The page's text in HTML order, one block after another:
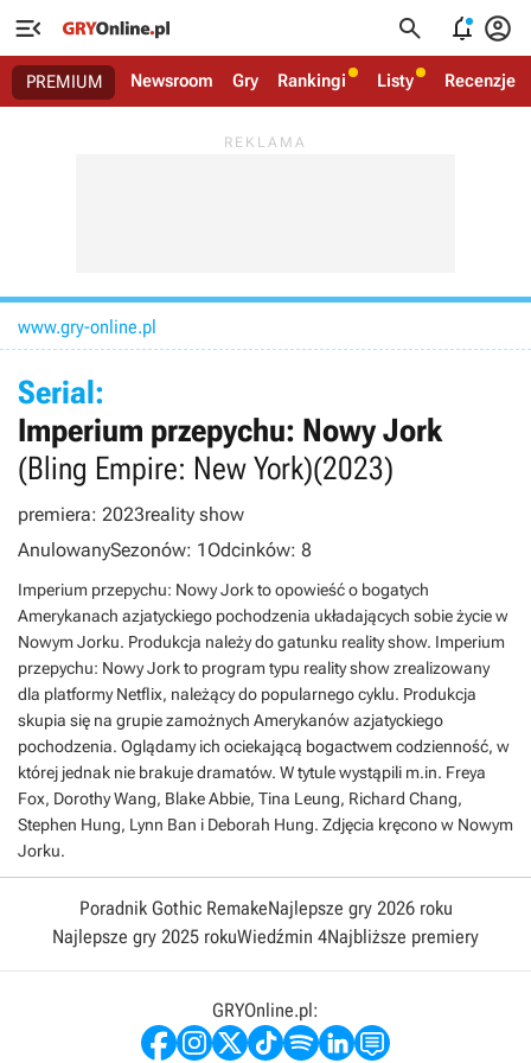
   
PREMIUM Newsroom Gry Rankingi Listy Recenzje
www.gry-online.pl
Serial:
Imperium przepychu: Nowy Jork
(Bling Empire: New York)(2023)
premiera: 2023reality show
AnulowanySezonów: 1 Odcinków: 8
Imperium przepychu: Nowy Jork to opowieść o bogatych
Amerykanach azjatyckiego pochodzenia układających sobie życie w
Nowym Jorku. Produkcja należy do gatunku reality show. Imperium
przepychu: Nowy Jork to program typu reality show zrealizowany
dla platformy Netflix, należący do popularnego cyklu. Produkcja
skupia się na grupie zamożnych Amerykanów azjatyckiego
pochodzenia. Oglądamy ich ociekającą bogactwem codzienność, w
której jednak nie brakuje dramatów. W tytule wystąpili m.in. Freya
Fox, Dorothy Wang, Blake Abbie, Tina Leung, Richard Chang,
Stephen Hung, Lynn Ban i Deborah Hung. Zdjęcia kręcono w Nowym
Jorku.
Poradnik Gothic RemakeNajlepsze gry 2026 roku
Najlepsze gry 2025 rokuWiedźmin 4Najbliższe premiery
GRYOnline.pl: